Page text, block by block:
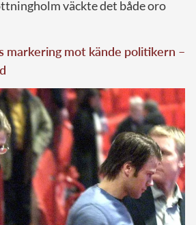
väckte det både oro
markering mot kände politikern –